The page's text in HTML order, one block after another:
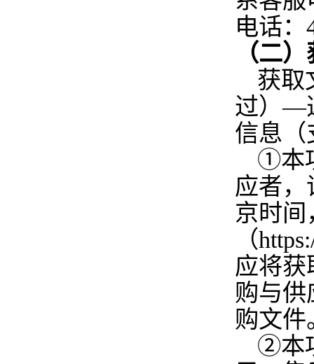
电话：
（二
获取
过）—
信息
①本
应者，
京时间
（
应将获
购与供
购文件
②本